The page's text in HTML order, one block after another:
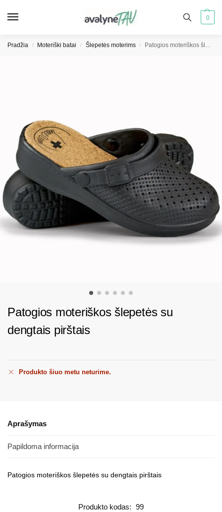
0
Pradžia / Moteriški batai / Šlepetės moterims / Patogios moteriškos šlepetės su dengtais pirštais
Patogios moteriškos šlepetės su
dengtais pirštais
Produkto šiuo metu neturime.
Aprašymas
Papildoma informacija
Patogios moteriškos šlepetės su dengtais pirštais
Produkto kodas: 99